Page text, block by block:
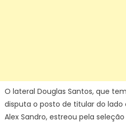
O lateral Douglas Santos, que
disputa o posto de titular do
Alex Sandro, estreou pela